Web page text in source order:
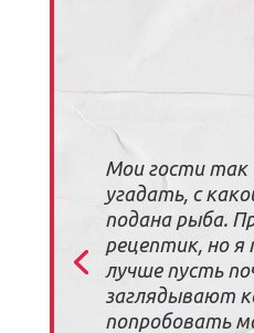
Мои гости так
угадать, с
подана рыба.
рецептик, но я
лучше пусть
заглядывают
попробовать